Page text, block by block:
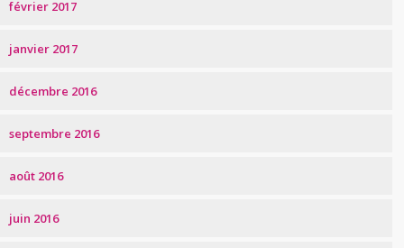
février 2017
janvier 2017
décembre 2016
septembre 2016
août 2016
juin 2016